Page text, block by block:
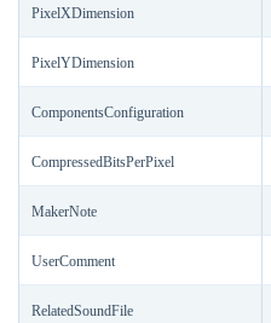
PixelXDimension
PixelYDimension
ComponentsConfiguration
CompressedBitsPerPixel
MakerNote
UserComment
RelatedSoundFile